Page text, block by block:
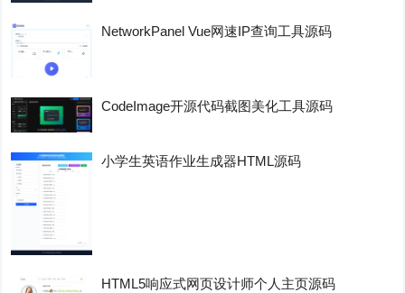
NetworkPanel Vue网速IP查询工具源码
CodeImage开源代码截图美化工具源码
小学生英语作业生成器HTML源码
HTML5响应式网页设计师个人主页源码